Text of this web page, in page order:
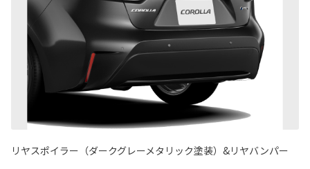
リヤスポイラー（ダークグレーメタリック塗装）&リヤバンパー